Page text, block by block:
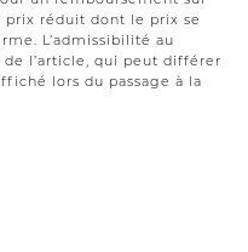
prix réduit dont le prix se
L’admissibilité au
l’article, qui peut différer
lors du passage à la